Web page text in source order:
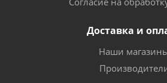
Доставка и
Наши